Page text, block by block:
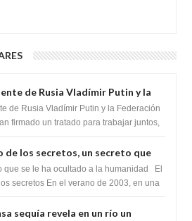
de Rusia Vladímir Putin y la
Galactica han firmado un
acabar con los Sionistas?
de Rusia Vladímir Putin y la Federación
firmado un tratado para trabajar juntos,
de los secretos, un secreto que
por completo el destino de la
que se le ha ocultado a la humanidad El
secretos En el verano de 2003, en una
sequía revela en un río un